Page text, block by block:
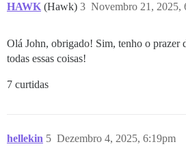
HAWK (Hawk) Novembro 21, 2025,
3
Olá John, obrigado! Sim, tenho o prazer
todas essas coisas!
7 curtidas
hellekin Dezembro 4, 2025, 6:19pm
5